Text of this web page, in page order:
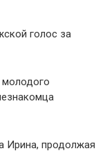
голос за
Ирина, продолжая